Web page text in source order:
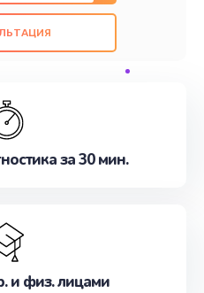
всех
цель - предоставить
записаться на
за 30 мин.
и физ. лицами